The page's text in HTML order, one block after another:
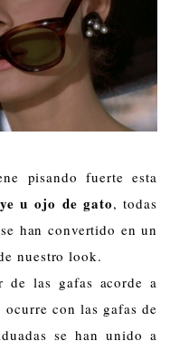
pisando fuerte esta
u ojo de gato, todas
han convertido en un
nuestro look.
de las gafas acorde a
con las gafas de
se han unido a